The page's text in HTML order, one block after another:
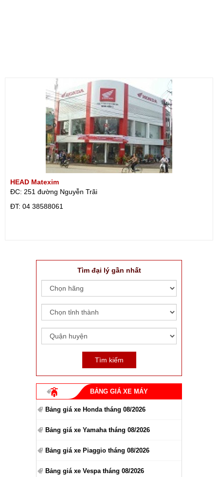
HEAD Matexim
ĐC: 251 đường Nguyễn Trãi
ÐT: 04 38588061
Tìm đại lý gần nhất
BẢNG GIÁ XE MÁY
Bảng giá xe Honda tháng 08/2026
Bảng giá xe Yamaha tháng 08/2026
Bảng giá xe Piaggio tháng 08/2026
Bảng giá xe Vespa tháng 08/2026